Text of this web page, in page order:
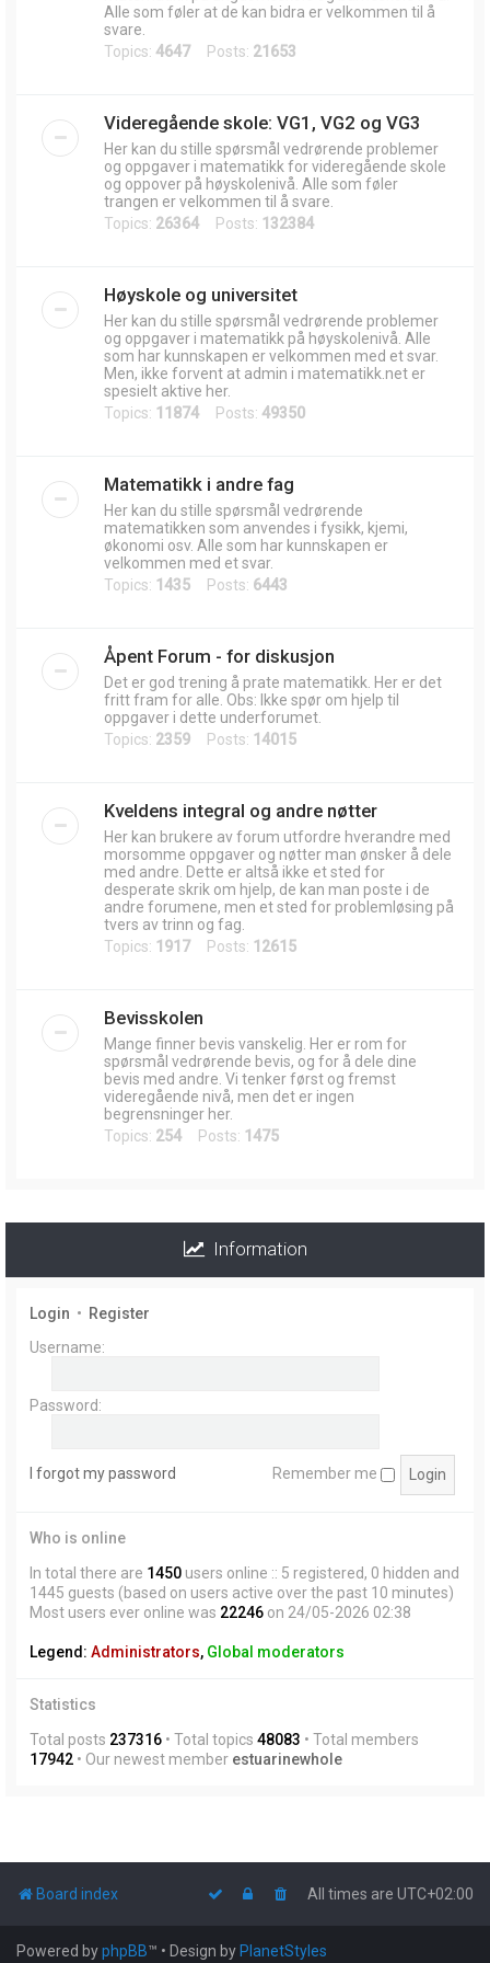
Alle som føler at de kan bidra er velkommen til å
svare.
Topics: 4647Posts: 21653
Videregående skole: VG1, VG2 og VG3
Her kan du stille spørsmål vedrørende problemer
og oppgaver i matematikk for videregående skole
og oppover på høyskolenivå. Alle som føler
trangen er velkommen til å svare.
Topics: 26364 Posts: 132384
Høyskole og universitet
Her kan du stille spørsmål vedrørende problemer
og oppgaver i matematikk på høyskolenivå. Alle
som har kunnskapen er velkommen med et svar.
Men, ikke forvent at admin i matematikk.net er
spesielt aktive her.
Topics: 11874 Posts: 49350
Matematikk i andre fag
Her kan du stille spørsmål vedrørende
matematikken som anvendes i fysikk, kjemi,
økonomi osv. Alle som har kunnskapen er
velkommen med et svar.
Topics: 1435 Posts: 6443
Åpent Forum - for diskusjon
Det er god trening å prate matematikk. Her er det
fritt fram for alle. Obs: Ikke spør om hjelp til
oppgaver i dette underforumet.
Topics: 2359 Posts: 14015
Kveldens integral og andre nøtter
Her kan brukere av forum utfordre hverandre med
morsomme oppgaver og nøtter man ønsker å dele
med andre. Dette er altså ikke et sted for
desperate skrik om hjelp, de kan man poste i de
andre forumene, men et sted for problemløsing på
tvers av trinn og fag.
Topics: 1917Posts: 12615
Bevisskolen
Mange finner bevis vanskelig. Her er rom for
spørsmål vedrørende bevis, og for å dele dine
bevis med andre. Vi tenker først og fremst
videregående nivå, men det er ingen
begrensninger her.
Topics: 254 Posts: 1475
Information
Login • Register
Username:
Password:
I forgot my password Remember me
Who is online
In total there are 1450 users online :: 5 registered, 0 hidden and
1445 guests (based on users active over the past 10 minutes)
Most users ever online was 22246 on 24/05-2026 02:38
Legend: Administrators, Global moderators
Statistics
Total posts 237316 • Total topics 48083 • Total members
17942 • Our newest member estuarinewhole
Board index All times are UTC+02:00
Powered byphpBB™ • Design by PlanetStyles